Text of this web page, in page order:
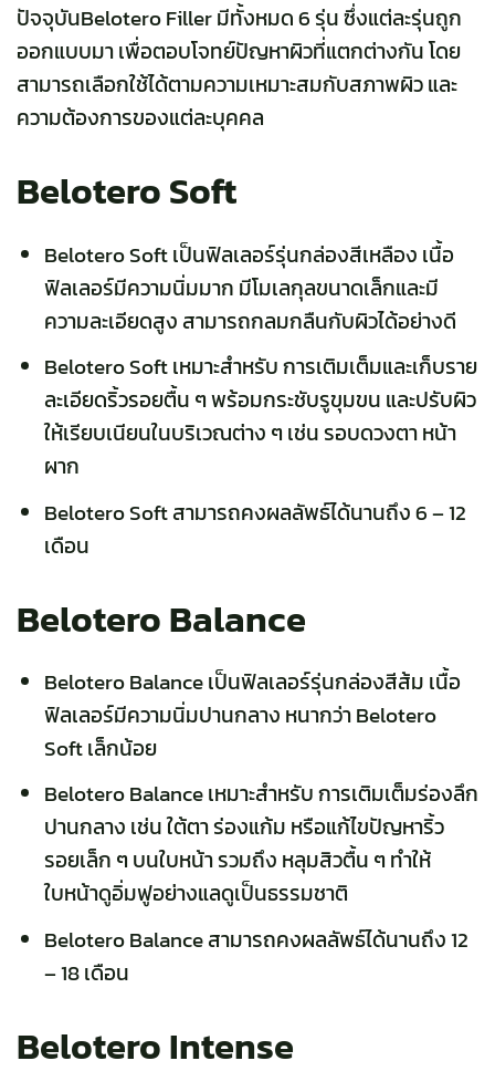
ปัจจุบันBelotero Filler มีทั้งหมด 6 รุ่น ซึ่งแต่ละรุ่นถูก
ออกแบบมา เพื่อตอบโจทย์ปัญหาผิวที่แตกต่างกัน โดย
สามารถเลือกใช้ได้ตามความเหมาะสมกับสภาพผิว และ
ความต้องการของแต่ละบุคคล
Belotero Soft
Belotero Soft เป็นฟิลเลอร์รุ่นกล่องสีเหลือง เนื้อ
ฟิลเลอร์มีความนิ่มมาก มีโมเลกุลขนาดเล็กและมี
ความละเอียดสูง สามารถกลมกลืนกับผิวได้อย่างดี
Belotero Soft เหมาะสำหรับ การเติมเต็มและเก็บราย
ละเอียดริ้วรอยตื้น ๆ พร้อมกระชับรูขุมขน และปรับผิว
ให้เรียบเนียนในบริเวณต่าง ๆ เช่น รอบดวงตา หน้า
ผาก
Belotero Soft สามารถคงผลลัพธ์ได้นานถึง 6 – 12
เดือน
Belotero Balance
Belotero Balance เป็นฟิลเลอร์รุ่นกล่องสีส้ม เนื้อ
ฟิลเลอร์มีความนิ่มปานกลาง หนากว่า Belotero
Soft เล็กน้อย
Belotero Balance เหมาะสำหรับ การเติมเต็มร่องลึก
ปานกลาง เช่น ใต้ตา ร่องแก้ม หรือแก้ไขปัญหาริ้ว
รอยเล็ก ๆ บนใบหน้า รวมถึง หลุมสิวตื้น ๆ ทำให้
ใบหน้าดูอิ่มฟูอย่างแลดูเป็นธรรมชาติ
Belotero Balance สามารถคงผลลัพธ์ได้นานถึง 12
– 18 เดือน
Belotero Intense